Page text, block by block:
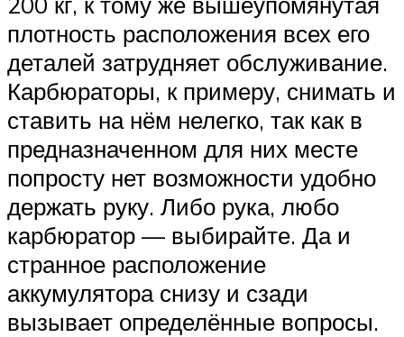
плотность расположения всех его
деталей затрудняет обслуживание.
Карбюраторы, к примеру, снимать и
ставить на нём нелегко, так как в
предназначенном для них месте
попросту нет возможности удобно
держать руку. Либо рука, любо
карбюратор — выбирайте. Да и
странное расположение
аккумулятора снизу и сзади
вызывает определённые вопросы.